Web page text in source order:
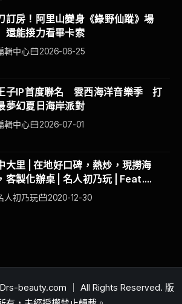
訂房！阿里山變身《綠野仙蹤》場
能接力看畢卡索
輯中心 2026-06-25
子IP首度聯名 雲西海洋音樂季 打
夢幻夏日海岸派對
輯中心 2026-07-01
大里 | 在地好口碑，熱炒，現撈海
客製化辦桌 | 名人初乃玩 | Feat.
、蘿拉
人初乃玩 2020-12-30
beauty.com ｜ All Rights Reserved. 版